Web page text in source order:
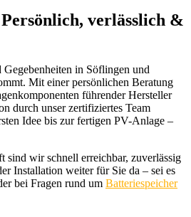
verlässlich &
in Söflingen und
Mit einer persönlichen Beratung
führender Hersteller
durch unser zertifiziertes Team
Idee bis zur fertigen PV-Anlage –
sind wir schnell erreichbar, zuverlässig
Installation weiter für Sie da – sei es
bei Fragen rund um Batteriespeicher